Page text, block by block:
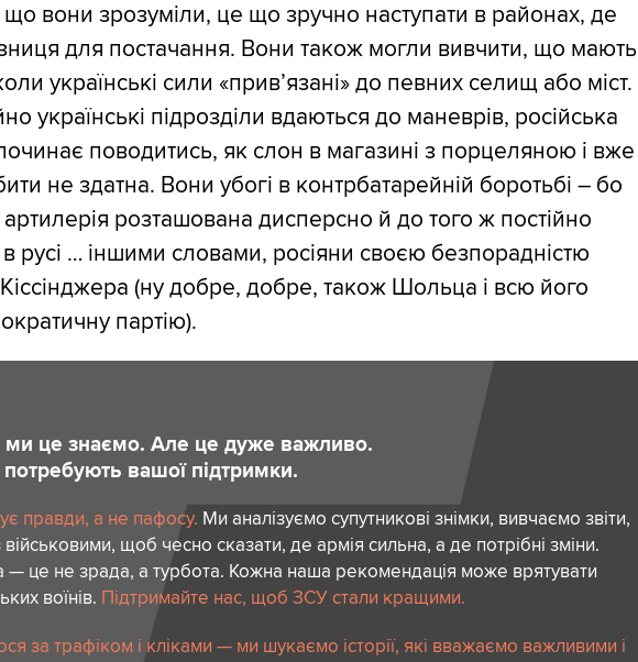
вони зрозуміли, це що зручно наступати в районах, де
для постачання. Вони також могли вивчити, що мають
українські сили «прив’язані» до певних селищ або міст.
українські підрозділи вдаються до маневрів, російська
поводитись, як слон в магазині з порцеляною і вже
не здатна. Вони убогі в контрбатарейній боротьбі – бо
артилерія розташована дисперсно й до того ж постійно
русі … іншими словами, росіяни своєю безпорадністю
(ну добре, добре, також Шольца і всю його
партію).
ми це знаємо. Але це дуже важливо.
вашої підтримки.
правди, а не пафосу. Ми аналізуємо супутникові знімки, вивчаємо звіти,
військовими, щоб чесно сказати, де армія сильна, а де потрібні зміни.
— це не зрада, а турбота. Кожна наша рекомендація може врятувати
воїнів. Підтримайте нас, щоб ЗСУ стали кращими.
за трафіком і кліками — ми шукаємо історії, які вважаємо важливими і